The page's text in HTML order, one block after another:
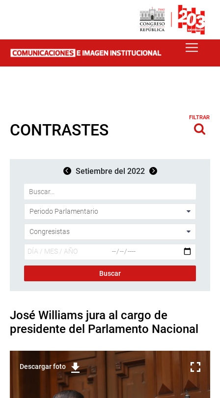
CONTRASTES
FILTRAR
Setiembre del 2022
José Williams jura al cargo de
presidente del Parlamento Nacional
Descargar foto